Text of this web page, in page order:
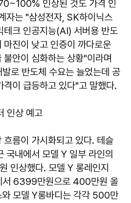
인상된 것도 가격 인
자는 "삼성전자, SK하이닉스
테크 인공지능(AI) 서버용 반도
진이 낮고 인증이 까다로운
안이 심화하는 상황"이라며
로 반도체 수요는 늘었는데 공
격이 급등하고 있다"고 말했다.
인상 예고
흐름이 가시화되고 있다. 테슬
국내에서 모델 Y 일부 라인의
인상했다. 모델 Y 롱레인지
6399만원으로 400만원 올
모델 Y롱바디는 각각 500만